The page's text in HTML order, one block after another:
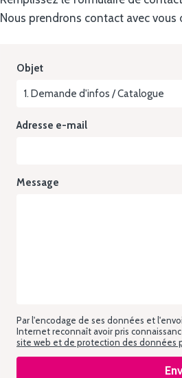
Nous prendrons contact avec vous
Objet
1. Demande d'infos / Catalogue
Adresse e-mail
Message
Par l'encodage de ses données et
Internet reconnaît avoir pris
site web et de protection des données